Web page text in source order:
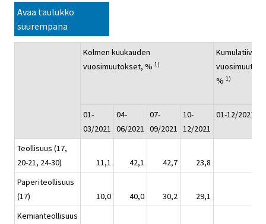
Avaa taulukko
suurempana
Kolmen kuukauden
vuosimuutokset, % 1)
vuosimuutos,
% 1)
01-
03/2021
04-
06/2021
07-
09/2021
10-
12/2021
01-12/2021
Teollisuus (17,
20-21, 24-30)
11,1 42,1 42,7 23,8
Paperiteollisuus
(17)
10,0 40,0 30,2 29,1
Kemianteollisuus